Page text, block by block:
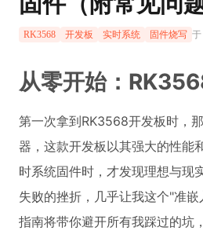
RK3568 开发板 实时系统 固件烧写 于
从零开始：
第一次拿到RK3568开发板时，
器，这款开发板以其强大的性能
时系统固件时，才发现理想与
失败的挫折，几乎让我这个"准
指南将带你避开所有我踩过的坑